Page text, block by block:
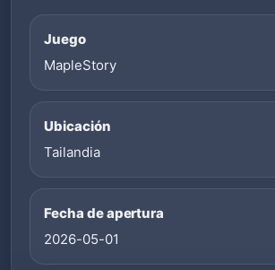
Juego
MapleStory
Ubicación
Tailandia
Fecha de apertura
2026-05-01